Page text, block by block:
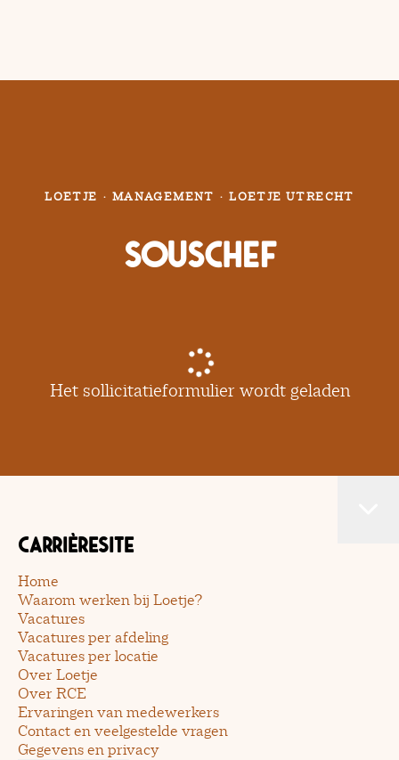
LOETJE · MANAGEMENT · LOETJE UTRECHT
Souschef
Het sollicitatieformulier wordt geladen
Carrièresite
Home
Waarom werken bij Loetje?
Vacatures
Vacatures per afdeling
Vacatures per locatie
Over Loetje
Over RCE
Ervaringen van medewerkers
Contact en veelgestelde vragen
Gegevens en privacy